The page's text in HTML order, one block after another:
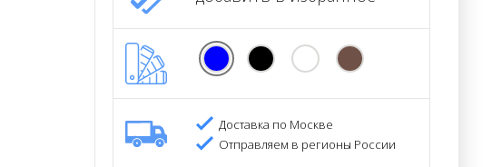
Доставка по Москве
Отправляем в регионы России